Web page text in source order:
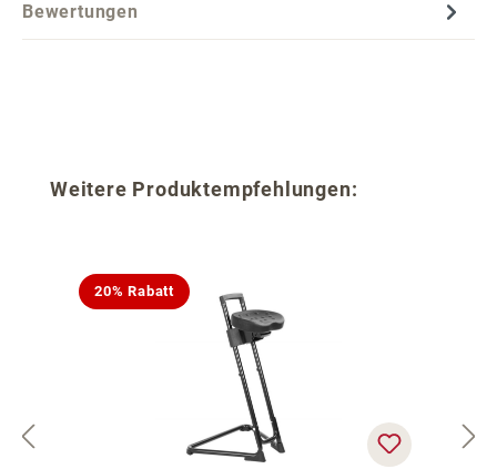
Bewertungen
Produktgalerie überspringen
Weitere Produktempfehlungen:
20% Rabatt